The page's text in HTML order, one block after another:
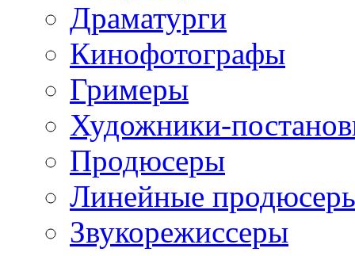
Драматурги
Кинофотографы
Гримеры
Художники-
Продюсеры
Линейные
Звукорежиссеры